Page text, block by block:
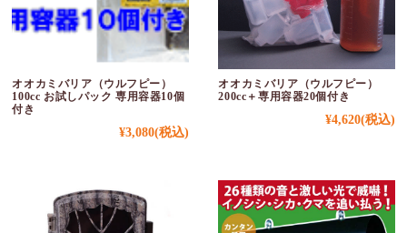
オオカミバリア（ウルフピー）
100cc お試しパック 専用容器10個
付き
¥3,080(税込)
オオカミバリア（ウルフピー）
200cc＋専用容器20個付き
¥4,620(税込)